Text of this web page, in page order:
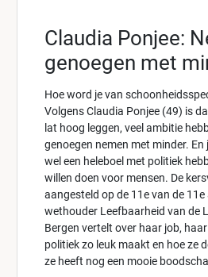
Claudia Ponjee:
genoegen met
Hoe word je van
Volgens Claudia Ponjee (49) is
lat hoog leggen, veel ambitie
genoegen nemen met minder.
wel een heleboel met politiek
willen doen voor mensen. De
aangesteld op de 11e van de
wethouder Leefbaarheid van de
Bergen vertelt over haar job,
politiek zo leuk maakt en hoe ze
ze heeft nog een mooie